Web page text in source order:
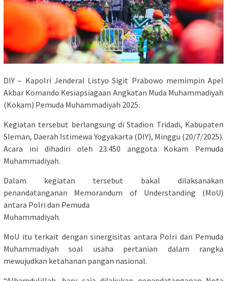
DIY – Kapolri Jenderal Listyo Sigit Prabowo memimpin Apel
Akbar Komando Kesiapsiagaan Angkatan Muda Muhammadiyah
(Kokam) Pemuda Muhammadiyah 2025.
Kegiatan tersebut berlangsung di Stadion Tridadi, Kabupaten
Sleman, Daerah Istimewa Yogyakarta (DIY), Minggu (20/7/2025).
Acara ini dihadiri oleh 23.450 anggota Kokam Pemuda
Muhammadiyah.
Dalam kegiatan tersebut bakal dilaksanakan
penandatanganan Memorandum of Understanding (MoU)
antara Polri dan Pemuda
Muhammadiyah.
MoU itu terkait dengan sinergisitas antara Polri dan Pemuda
Muhammadiyah soal usaha pertanian dalam rangka
mewujudkan ketahanan pangan nasional.